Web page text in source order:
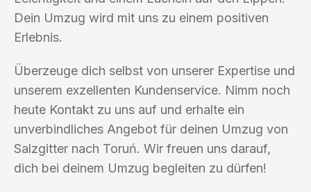
Dein Umzug wird mit uns zu einem positiven
Erlebnis.
Überzeuge dich selbst von unserer Expertise und
unserem exzellenten Kundenservice. Nimm noch
heute Kontakt zu uns auf und erhalte ein
unverbindliches Angebot für deinen Umzug von
Salzgitter nach Toruń. Wir freuen uns darauf,
dich bei deinem Umzug begleiten zu dürfen!